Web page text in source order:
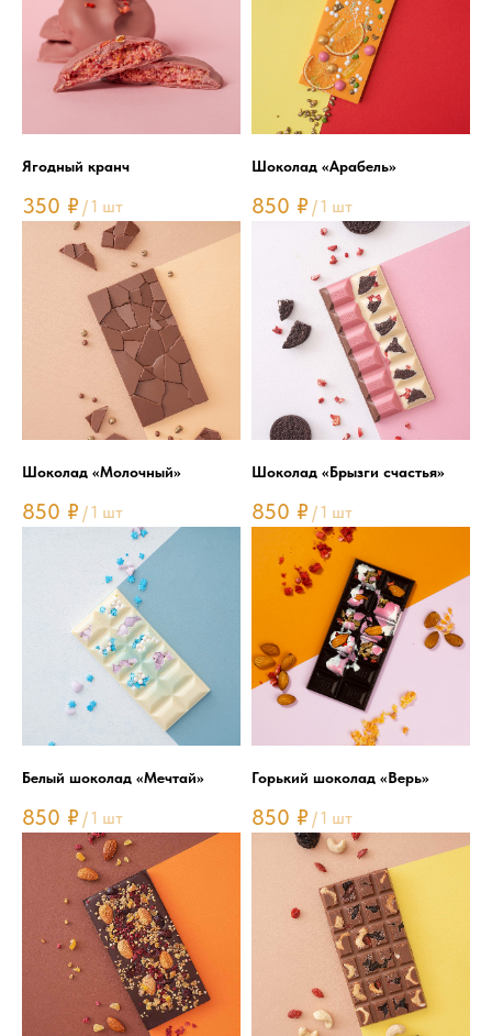
Ягодный кранч
350 ₽ /1 шт
Шоколад «Арабель»
850 ₽ /1 шт
Шоколад «Молочный»
850 ₽ /1 шт
Шоколад «Брызги счастья»
850 ₽ /1 шт
Белый шоколад «Мечтай»
850 ₽ /1 шт
Горький шоколад «Верь»
850 ₽ /1 шт